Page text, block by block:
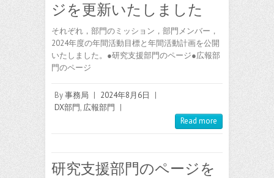
ジを更新いたしました
それぞれ，部門のミッション，部門メンバー，
2024年度の年間活動目標と年間活動計画を公開
いたしました。●研究支援部門のページ●広報部
門のページ
By事務局 | 2024年8月6日
|
DX部門, 広報部門 |
Read more
研究支援部門のページを